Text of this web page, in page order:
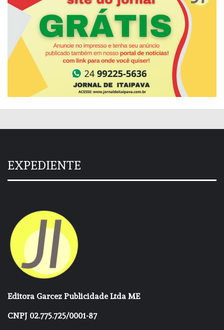
EXPEDIENTE
Editora Garcez Publicidade Ltda ME
CNPJ 02.775.725/0001-87